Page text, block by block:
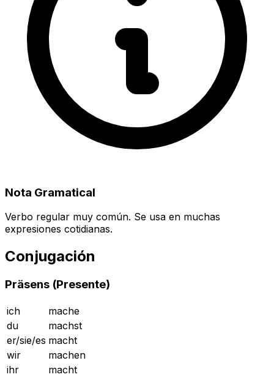
Nota Gramatical
Verbo regular muy común. Se usa en muchas
expresiones cotidianas.
Conjugación
Präsens (Presente)
ich
mache
du
machst
er/sie/es macht
wir
machen
ihr
macht